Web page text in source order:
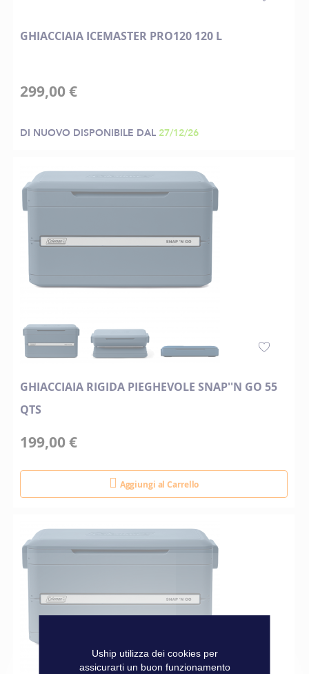
GHIACCIAIA ICEMASTER PRO120 120 L
299,00 €
DI NUOVO DISPONIBILE DAL 27/12/26
GHIACCIAIA RIGIDA PIEGHEVOLE SNAP''N GO 55
QTS
199,00 €
Aggiungi al Carrello
Uship utilizza dei cookies per
assicurarti un buon funzionamento